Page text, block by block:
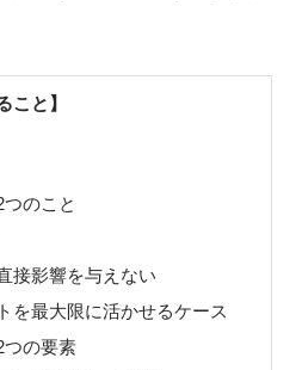
こと】
のこと
接影響を与えない
を最大限に活かせるケース
つの要素